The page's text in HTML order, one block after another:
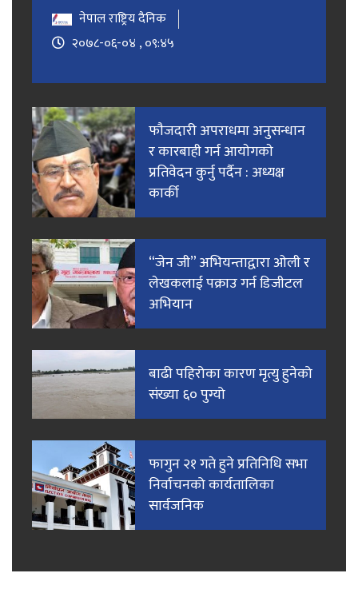
नेपाल राष्ट्रिय दैनिक
२०७८-०६-०४ , ०९:४५
फाैजदारी अपराधमा अनुसन्धान
र कारबाही गर्न आयाेगकाे
प्रतिवेदन कुर्नु पर्दैन : अध्यक्ष
कार्की
“जेन जी” अभियन्ताद्वारा ओली र
लेखकलाई पक्राउ गर्न डिजीटल
अभियान
बाढी पहिरोका कारण मृत्यु हुनेको
संख्या ६० पुग्यो
फागुन २१ गते हुने प्रतिनिधि सभा
निर्वाचनको कार्यतालिका
सार्वजनिक